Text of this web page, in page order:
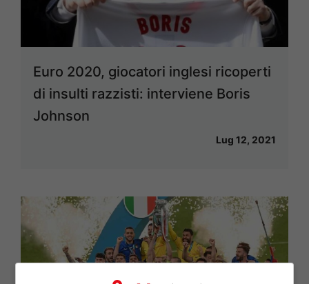
Euro 2020, giocatori inglesi ricoperti
di insulti razzisti: interviene Boris
Johnson
Lug 12, 2021